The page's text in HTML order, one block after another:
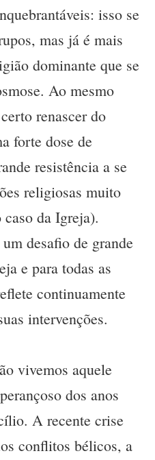
isso se
mas já é mais
dominante que se
Ao mesmo
renascer do
forte dose de
resistência a se
religiosas muito
da Igreja).
desafio de grande
e para todas as
continuamente
intervenções.
vivemos aquele
dos anos
A recente crise
conflitos bélicos, a